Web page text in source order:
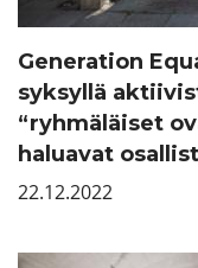
Generation
syksyllä
“ryhmäläiset
haluavat
22.12.2022